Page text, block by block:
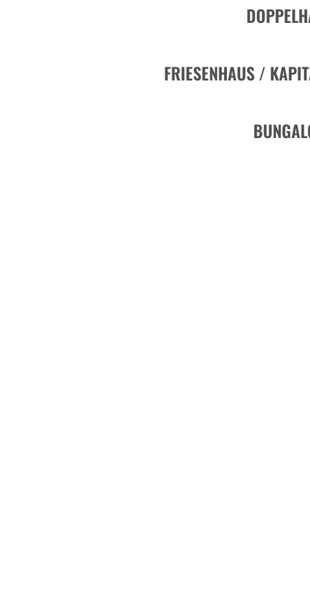
FRIESENHAUS /